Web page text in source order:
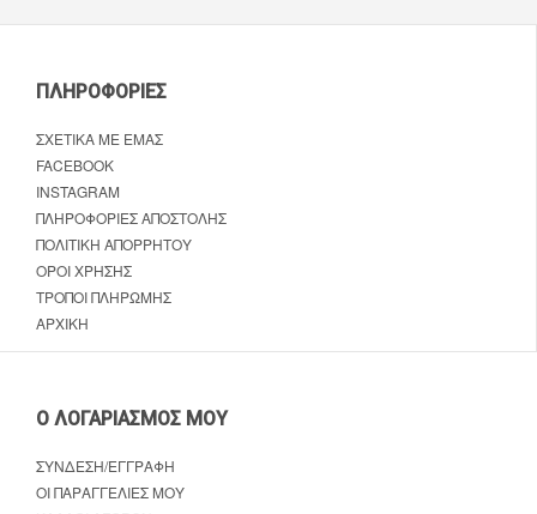
ΠΛΗΡΟΦΟΡΊΕΣ
ΣΧΕΤΙΚΆ ΜΕ ΕΜΆΣ
FACEBOOK
INSTAGRAM
ΠΛΗΡΟΦΟΡΊΕΣ ΑΠΟΣΤΟΛΉΣ
ΠΟΛΙΤΙΚΉ ΑΠΟΡΡΉΤΟΥ
ΌΡΟΙ ΧΡΉΣΗΣ
ΤΡΌΠΟΙ ΠΛΗΡΩΜΉΣ
ΑΡΧΙΚΉ
Ο ΛΟΓΑΡΙΑΣΜΌΣ ΜΟΥ
ΣΎΝΔΕΣΗ/ΕΓΓΡΑΦΉ
ΟΙ ΠΑΡΑΓΓΕΛΊΕΣ ΜΟΥ